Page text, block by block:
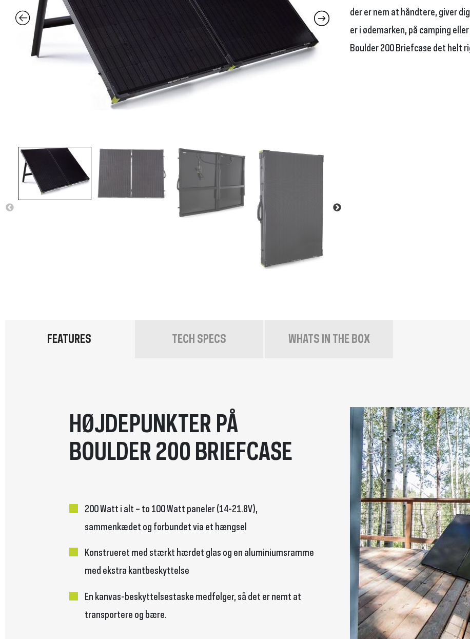
der er nem at håndtere, giver
er i ødemarken, på camping
Boulder 200 Briefcase det helt
FEATURES TECH SPECS WHATS IN THE BOX
HØJDEPUNKTER PÅ
BOULDER 200 BRIEFCASE
200 Watt i alt – to 100 Watt paneler (14-21.8V),
sammenkædet og forbundet via et hængsel
Konstrueret med stærkt hærdet glas og en aluminiumsramme
med ekstra kantbeskyttelse
En kanvas-beskyttelsestaske medfølger, så det er nemt at
transportere og bære.